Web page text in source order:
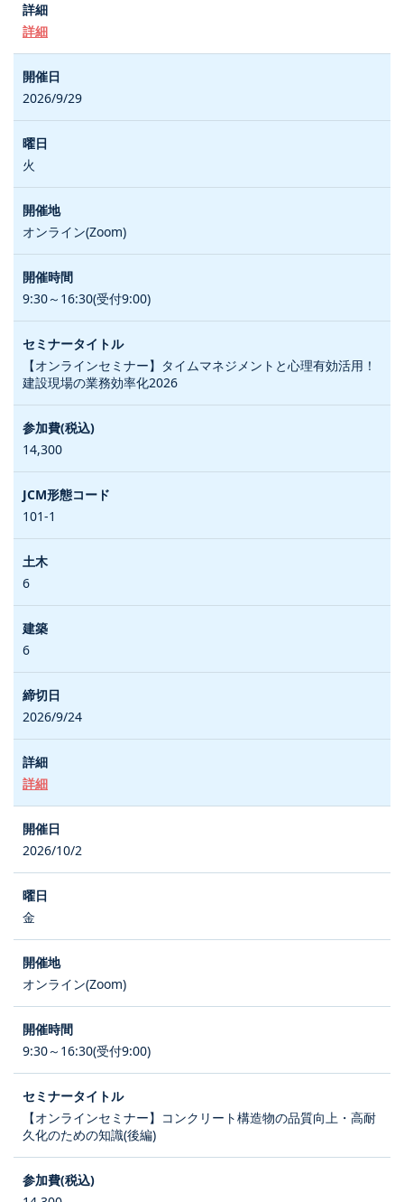
詳細
2026/9/29
火
オンライン(Zoom)
9:30～16:30(受付9:00)
【オンラインセミナー】タイムマネジメントと心理有効活用！
建設現場の業務効率化2026
14,300
101-1
6
6
2026/9/24
詳細
2026/10/2
金
オンライン(Zoom)
9:30～16:30(受付9:00)
【オンラインセミナー】コンクリート構造物の品質向上・高耐
久化のための知識(後編)